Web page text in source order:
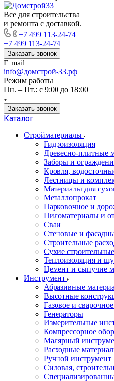
Все для строительства
и ремонта с доставкой.
+7 499 113-24-74
+7 499 113-24-74
Заказать звонок
E-mail
info@домстрой-33.рф
Режим работы
Пн. – Пт.: с 9:00 до 18:00
Заказать звонок
Каталог
Стройматериалы
Гидроизоляция
Древесно-плитные
Заборы и
Кровля,
Лестницы и
Материалы для
Металлопрокат
Парковочное и
Пиломатериалы и
Сваи
Стеновые и
Строительные
Сухие
Теплоизоляция и
Цемент и сыпучие
Инструмент
Абразивные
Высотные
Газовое и
Генераторы
Измерительные
Компрессорное
Малярный
Расходные
Ручной инструмент
Силовая,